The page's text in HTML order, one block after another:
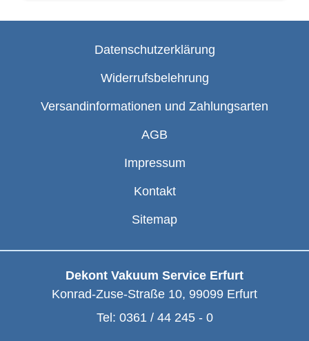
Datenschutzerklärung
Widerrufsbelehrung
Versandinformationen und Zahlungsarten
AGB
Impressum
Kontakt
Sitemap
Dekont Vakuum Service Erfurt
Konrad-Zuse-Straße 10, 99099 Erfurt
Tel: 0361 / 44 245 - 0